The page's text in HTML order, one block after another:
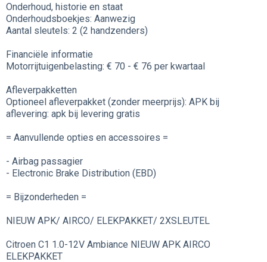
Onderhoud, historie en staat
Onderhoudsboekjes: Aanwezig
Aantal sleutels: 2 (2 handzenders)
Financiële informatie
Motorrijtuigenbelasting: € 70 - € 76 per kwartaal
Afleverpakketten
Optioneel afleverpakket (zonder meerprijs): APK bij
aflevering: apk bij levering gratis
= Aanvullende opties en accessoires =
- Airbag passagier
- Electronic Brake Distribution (EBD)
= Bijzonderheden =
NIEUW APK/ AIRCO/ ELEKPAKKET/ 2XSLEUTEL
Citroen C1 1.0-12V Ambiance NIEUW APK AIRCO
ELEKPAKKET